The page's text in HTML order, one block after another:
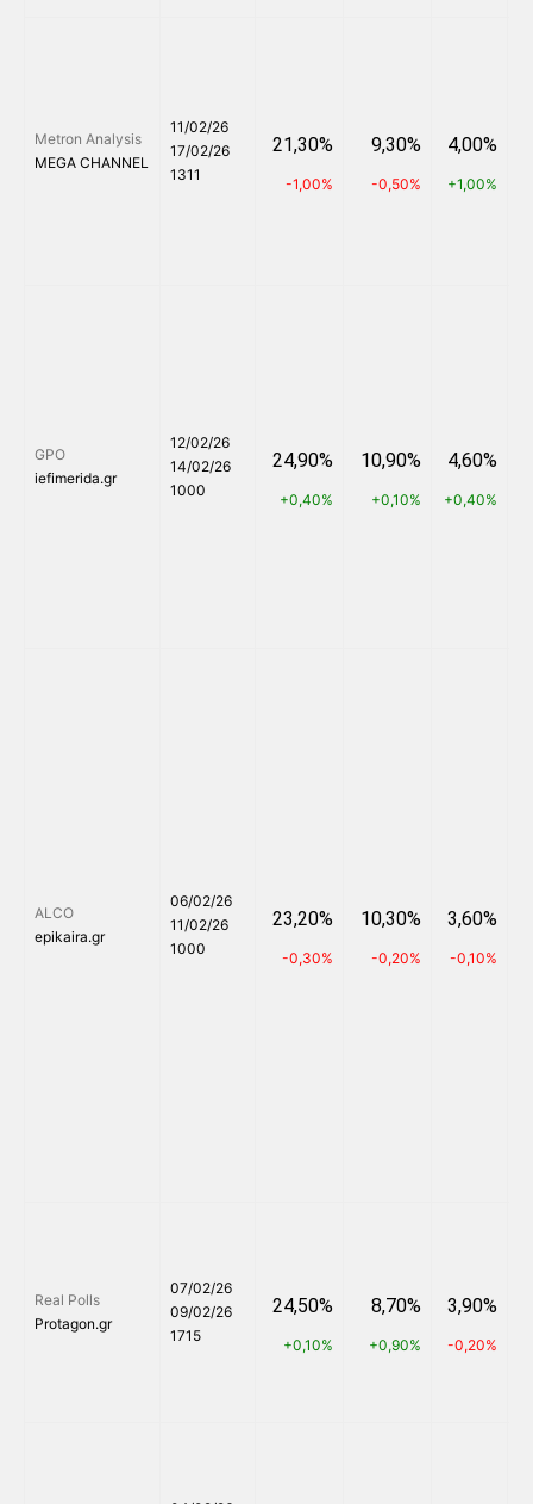
Metron Analysis
MEGA CHANNEL
11/02/26
17/02/26
1311
21,30%
-1,00%
9,30%
-0,50%
4,00%
+1,00%
GPO
iefimerida.gr
12/02/26
14/02/26
1000
24,90%
+0,40%
10,90%
+0,10%
4,60%
+0,40%
ALCO
epikaira.gr
06/02/26
11/02/26
1000
23,20%
-0,30%
10,30%
-0,20%
3,60%
-0,10%
Real Polls
Protagon.gr
07/02/26
09/02/26
1715
24,50%
+0,10%
8,70%
+0,90%
3,90%
-0,20%